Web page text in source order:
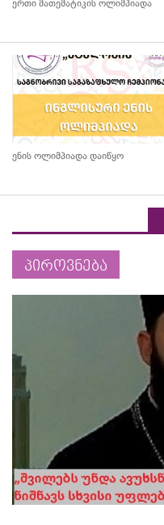
ერთი მათემატიკის ოლიმპიადა
ენის ოლიმპიადა დაიწყო
პიროვნება